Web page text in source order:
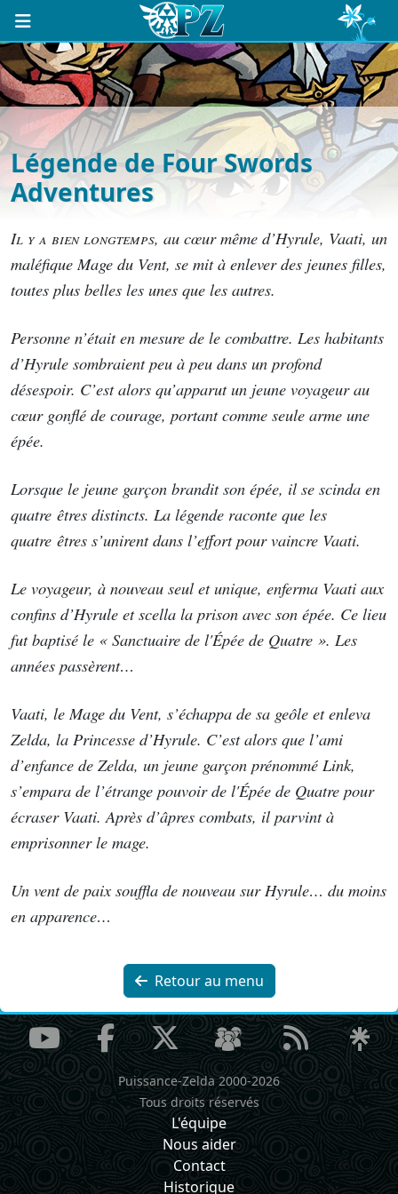
Légende de Four Swords
Adventures
Il y a bien longtemps, au cœur même d’Hyrule, Vaati, un
maléfique Mage du Vent, se mit à enlever des jeunes filles,
toutes plus belles les unes que les autres.
Personne n’était en mesure de le combattre. Les habitants
d’Hyrule sombraient peu à peu dans un profond
désespoir. C’est alors qu’apparut un jeune voyageur au
cœur gonflé de courage, portant comme seule arme une
épée.
Lorsque le jeune garçon brandit son épée, il se scinda en
quatre êtres distincts. La légende raconte que les
quatre êtres s’unirent dans l’effort pour vaincre Vaati.
Le voyageur, à nouveau seul et unique, enferma Vaati aux
confins d’Hyrule et scella la prison avec son épée. Ce lieu
fut baptisé le « Sanctuaire de l'Épée de Quatre ». Les
années passèrent…
Vaati, le Mage du Vent, s’échappa de sa geôle et enleva
Zelda, la Princesse d’Hyrule. C’est alors que l’ami
d’enfance de Zelda, un jeune garçon prénommé Link,
s’empara de l’étrange pouvoir de l'Épée de Quatre pour
écraser Vaati. Après d’âpres combats, il parvint à
emprisonner le mage.
Un vent de paix souffla de nouveau sur Hyrule… du moins
en apparence…
Retour au menu
Puissance-Zelda 2000-2026
Tous droits réservés
L'équipe
Nous aider
Contact
Historique